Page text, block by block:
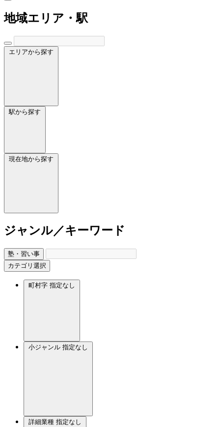
地域エリア・駅
エリアから探す
駅から探す
現在地から探す
ジャンル／キーワード
塾・習い事
カテゴリ選択
町村字 指定なし
小ジャンル 指定なし
詳細業種 指定なし